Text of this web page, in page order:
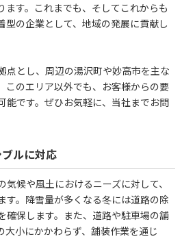
ます。これまでも、そしてこれからも
型の企業として、地域の発展に貢献し
点とし、周辺の湯沢町や妙高市を主な
このエリア以外でも、お客様からの要
能です。ぜひお気軽に、当社までお問
ルに対応
候や風土におけるニーズに対して、
す。降雪量が多くなる冬には道路の除
確保します。また、道路や駐車場の舗
大小にかかわらず、舗装作業を通じ